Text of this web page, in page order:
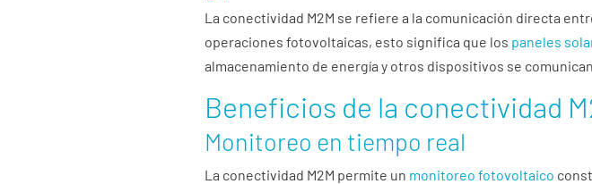
La conectividad M2M se refiere a la comunicación directa
operaciones fotovoltaicas, esto significa que los paneles
almacenamiento de energía y otros dispositivos se
Beneficios de la conectividad
Monitoreo en tiempo real
La conectividad M2M permite un monitoreo fotovoltaico